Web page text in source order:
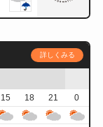
詳しくみる
15 18 21
0